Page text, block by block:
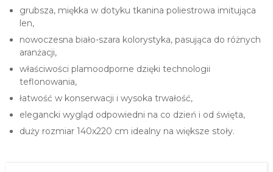
grubsza, miękka w dotyku tkanina poliestrowa imitująca
len,
nowoczesna biało-szara kolorystyka, pasująca do różnych
aranżacji,
właściwości plamoodporne dzięki technologii
teflonowania,
łatwość w konserwacji i wysoka trwałość,
elegancki wygląd odpowiedni na co dzień i od święta,
duży rozmiar 140x220 cm idealny na większe stoły.